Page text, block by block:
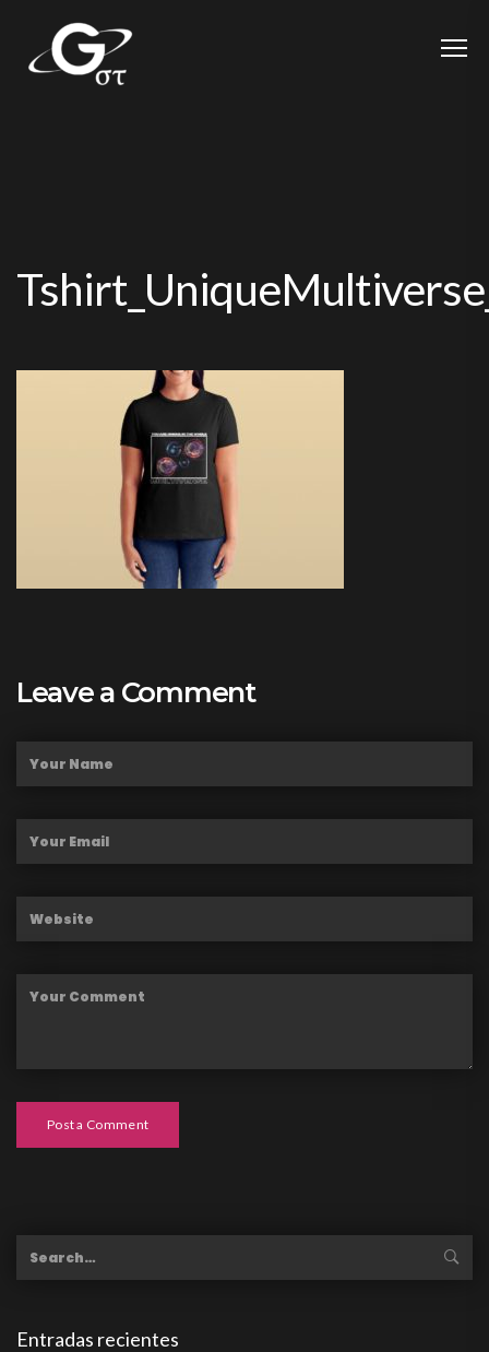
Leave a Comment
Post a Comment
Entradas recientes